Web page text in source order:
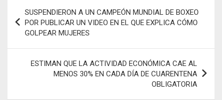
o
k
p
p
er
m
p
ar
tir
de
entradas
SUSPENDIERON A UN CAMPEÓN MUNDIAL DE BOXEO
POR PUBLICAR UN VIDEO EN EL QUE EXPLICA CÓMO
GOLPEAR MUJERES
ESTIMAN QUE LA ACTIVIDAD ECONÓMICA CAE AL
MENOS 30% EN CADA DÍA DE CUARENTENA
OBLIGATORIA